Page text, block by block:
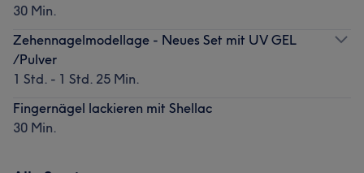
30 Min.
Zehennagelmodellage - Neues Set mit UV GEL
/Pulver
1 Std. - 1 Std. 25 Min.
Fingernägel lackieren mit Shellac
30 Min.